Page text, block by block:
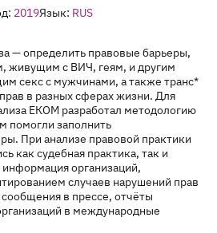
2019Язык: RUS
— определить правовые барьеры,
живущим с ВИЧ, геям, и другим
секс с мужчинами, а также транс*
в разных сферах жизни. Для
ЕКОМ разработал методологию
помогли заполнить
При анализе правовой практики
как судебная практика, так и
организаций,
случаев нарушений прав
в прессе, отчёты
в международные